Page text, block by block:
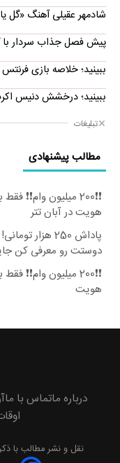
شادمهر عقیلی آهنگ «گل یاس» را پس
پیش فصل جذاب سردار با
ببینید؛ خلاصه بازی فرنتس واروش ۱ -
ببینید؛ درخشش دنیس اکرت در
تبلیغات
مطالب پیشنهادی
❗❗200 میلیون وام❗❗
هویت در آبان تتر
پاداش 250 هزار تومانی!
دوستت رو معرفی کن
😍
❗❗200 میلیون وام❗❗
هویت
درباره ماتماس با ما
نقل و نشر مطالب با